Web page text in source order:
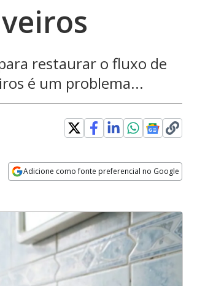
restaurar o fluxo de
é um problema...
Adicione como fonte preferencial no Google